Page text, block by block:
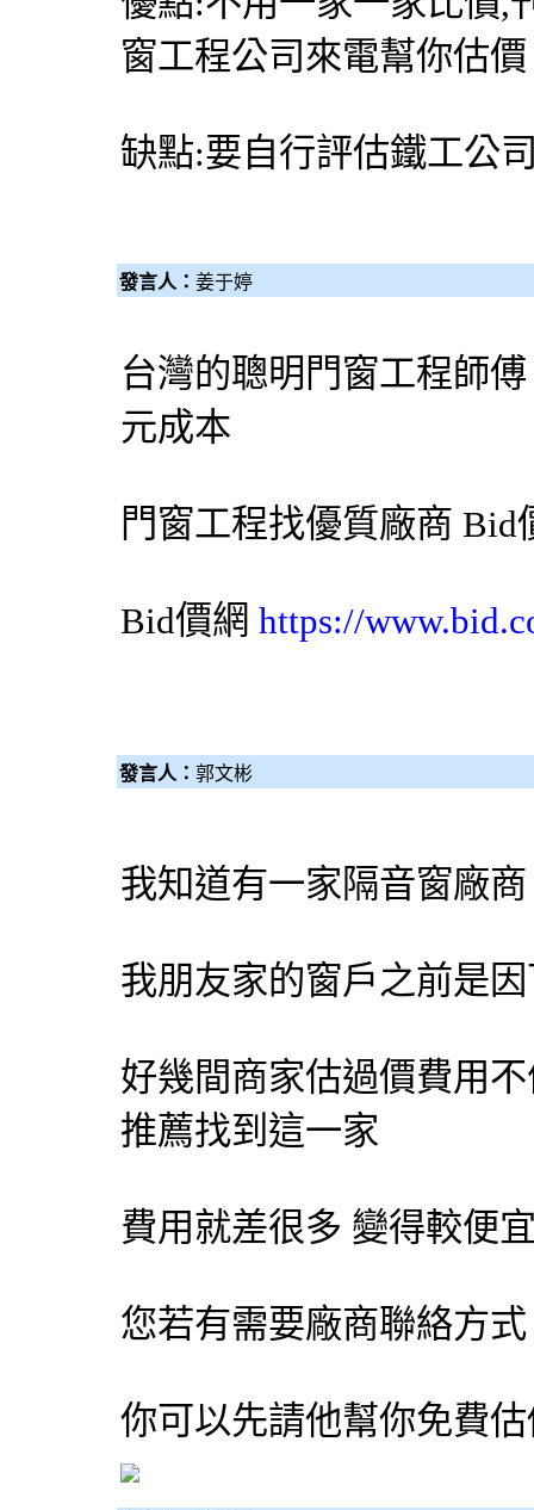
窗工程公司來電幫你估價
缺點:要自行評估鐵工公
發言人： 姜于婷
台灣的聰明門窗工程師
元成本
門窗工程找優質廠商 Bid
Bid價網 https://
發言人： 郭文彬
我知道有一家隔音窗廠
我朋友家的窗戶之前是
好幾間商家估過價費用
推薦找到這一家
費用就差很多 變得較便
您若有需要廠商聯絡方式
你可以先請他幫你免費